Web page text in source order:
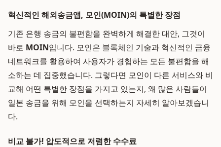
혁신적인 해외송금앱, 모인(MOIN)의 특별한 장점
기존 은행 송금의 불편함을 완벽하게 해결한 대안, 그것이
바로 MOIN입니다. 모인은 블록체인 기술과 혁신적인 금융
네트워크를 활용하여 사용자가 경험하는 모든 불편함을 해
소하는 데 집중했습니다. 그렇다면 모인이 다른 서비스와 비
교해 어떤 특별한 장점을 가지고 있는지, 왜 많은 사람들이
일본 송금을 위해 모인을 선택하는지 자세히 알아보겠습니
다.
비교 불가! 압도적으로 저렴한 수수료